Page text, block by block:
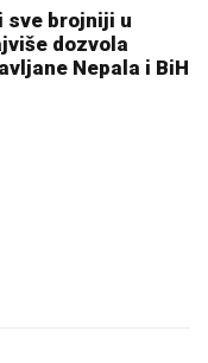
sve brojniji u
dozvola
Nepala i BiH